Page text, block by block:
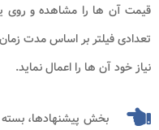
قیمت آن ها را مشاهده و روی
تعدادی فیلتر بر اساس مدت
نیاز خود آن ها را اعمال نماید.
بخش پیشنهادها، بسته